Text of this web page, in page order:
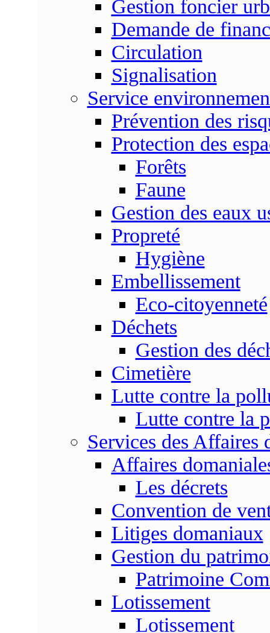
Gestion foncier
Demande de
Circulation
Signalisation
Service
Prévention des
Protection des
Forêts
Faune
Gestion des eaux
Propreté
Hygiène
Embellissement
Eco-citoyenneté
Déchets
Gestion des
Cimetière
Lutte contre la
Lutte contre la
Services des Affaires
Affaires
Les décrets
Convention de
Litiges domaniaux
Gestion du
Patrimoine
Lotissement
Lotissement